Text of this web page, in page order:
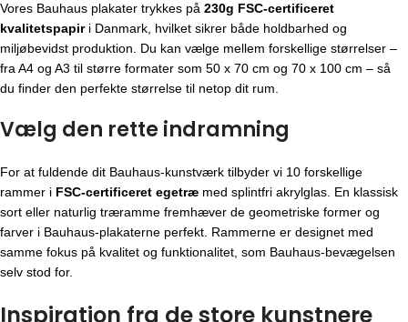
Vores Bauhaus plakater trykkes på 230g FSC-certificeret
kvalitetspapiri Danmark, hvilket sikrer både holdbarhed og
miljøbevidst produktion. Du kan vælge mellem forskellige størrelser –
fra A4 og A3 til større formater som 50 x 70 cm og 70 x 100 cm – så
du finder den perfekte størrelse til netop dit rum.
Vælg den rette indramning
For at fuldende dit Bauhaus-kunstværk tilbyder vi 10 forskellige
rammer i FSC-certificeret egetræ med splintfri akrylglas. En klassisk
sort eller naturlig træramme fremhæver de geometriske former og
farver i Bauhaus-plakaterne perfekt. Rammerne er designet med
samme fokus på kvalitet og funktionalitet, som Bauhaus-bevægelsen
selv stod for.
Inspiration fra de store kunstnere